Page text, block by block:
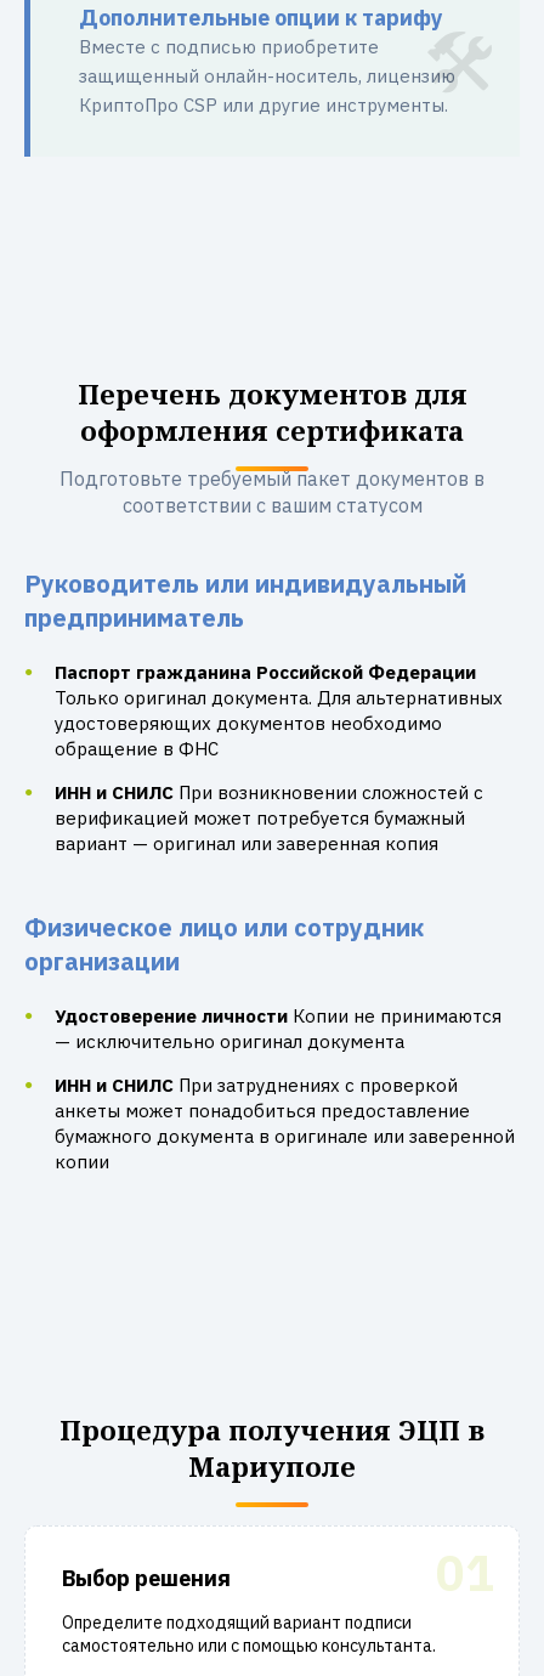
Дополнительные опции к тарифу
Вместе с подписью приобретите
защищенный онлайн-носитель, лицензию
КриптоПро CSP или другие инструменты.
Перечень документов для
оформления сертификата
Подготовьте требуемый пакет документов в
соответствии с вашим статусом
Руководитель или индивидуальный
предприниматель
Паспорт гражданина Российской Федерации
Только оригинал документа. Для альтернативных
удостоверяющих документов необходимо
обращение в ФНС
ИНН и СНИЛС При возникновении сложностей с
верификацией может потребуется бумажный
вариант — оригинал или заверенная копия
Физическое лицо или сотрудник
организации
Удостоверение личности Копии не принимаются
— исключительно оригинал документа
ИНН и СНИЛС При затруднениях с проверкой
анкеты может понадобиться предоставление
бумажного документа в оригинале или заверенной
копии
Процедура получения ЭЦП в
Мариуполе
01
Выбор решения
Определите подходящий вариант подписи
самостоятельно или с помощью консультанта.